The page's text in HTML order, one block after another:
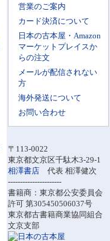
営業のご案内
カード決済について
日本の古本屋・Amazon
マーケットプレイスか
らの注文
メールが配信されない
方
海外発送について
お問い合わせ
〒113-0022
東京都文京区千駄木3-29-1
相澤書店 代表 相澤健次
----------------------
書籍商：東京都公安委員会
許可 第305450506037号
東京都古書籍商業協同組合
文京支部